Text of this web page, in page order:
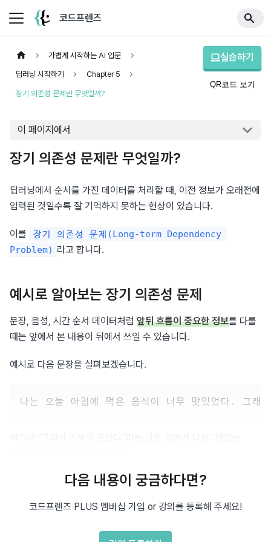
코드프렌즈
가볍게 시작하는 AI 입문
딥러닝 시작하기 Chapter 5
장기 의존성 문제란 무엇일까?
실습하기
QR코드 보기
이 페이지에서
장기 의존성 문제란 무엇일까?
딥러닝에서 순서를 가진 데이터를 처리할 때, 이전 정보가 오래전에
입력된 것일수록 잘 기억하지 못하는 현상이 있습니다.
이를
장기 의존성 문제(Long-term Dependency
Problem) 라고 합니다.
예시로 알아보는 장기 의존성 문제
문장, 음성, 시간 순서 데이터처럼 앞뒤 흐름이 중요한 정보를 다룰
때는 앞에서 본 내용이 뒤에서 쓰일 수 있습니다.
예시로 다음 문장을 살펴보겠습니다.
나는 오늘 아침에 먹은 음식이 너무 맛있었다. 그래
만약 신경망이 앞부분의 맥락을 잊어버린다면, "그래서 기분이
다음 내용이 궁금하다면?
코드프렌즈 PLUS 멤버십 가입 or 강의를 등록해 주세요!